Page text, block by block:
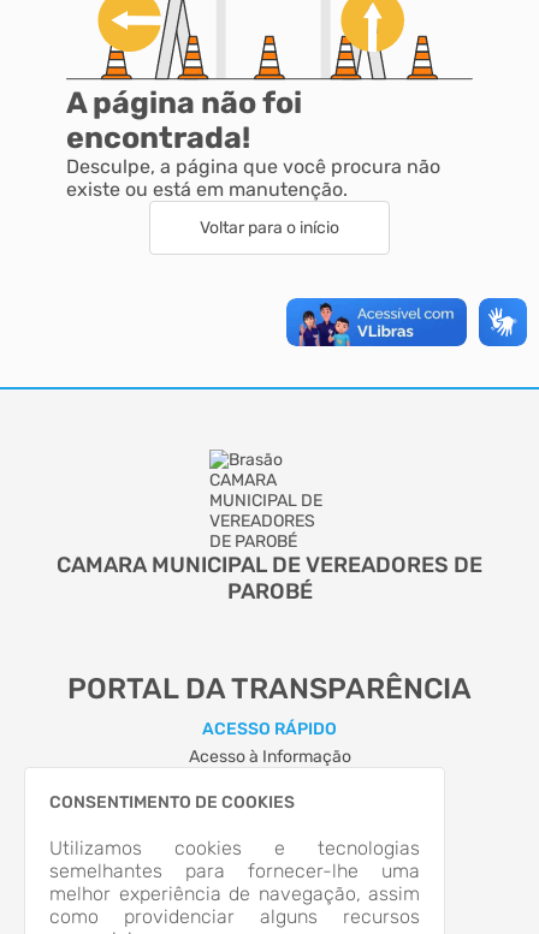
A página não foi
encontrada!
Desculpe, a página que você procura não
existe ou está em manutenção.
Voltar para o início
CONSENTIMENTO DE COOKIES
Utilizamos cookies e tecnologias
semelhantes para fornecer-lhe uma
melhor experiência de navegação, assim
como providenciar alguns recursos
CAMARA MUNICIPAL DE VEREADORES DE
PAROBÉ
PORTAL DA TRANSPARÊNCIA
ACESSO RÁPIDO
Acesso à Informação
Cidadão
AVENIDA DAS NAÇÕES, Nº 126, CENTRO
Parobé/RS
CEP: 95.630-000
Abrir no Mapa